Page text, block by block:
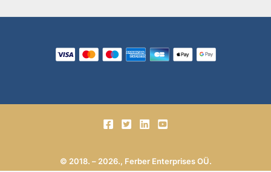
© 2018. – 2026., Ferber Enterprises OÜ.